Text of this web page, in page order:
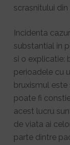
scrasnitului din
Incidenta
substantial in
si o explicatie:
perioadele cu
bruxismul este
poate fi
acest lucru
de viata ai
parte dintre